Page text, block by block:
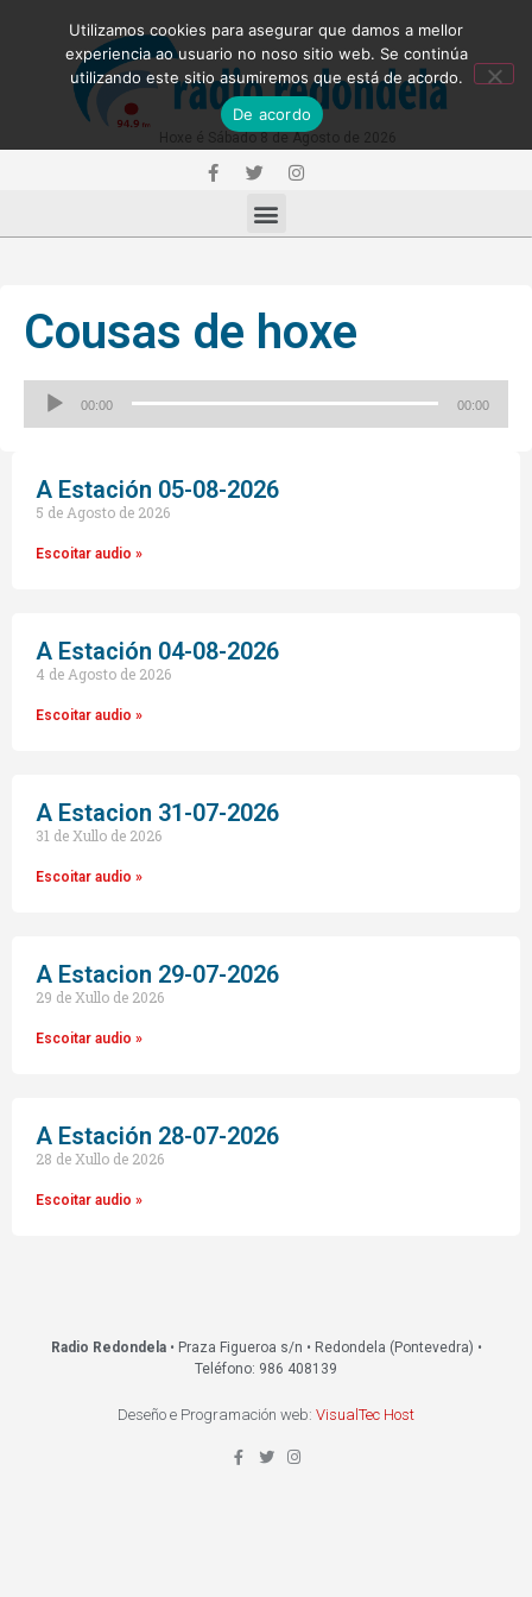
Cousas de hoxe
00:00 00:00
A Estación 05-08-2026
5 de Agosto de 2026
Escoitar audio »
A Estación 04-08-2026
4 de Agosto de 2026
Escoitar audio »
A Estacion 31-07-2026
31 de Xullo de 2026
Escoitar audio »
A Estacion 29-07-2026
29 de Xullo de 2026
Escoitar audio »
A Estación 28-07-2026
28 de Xullo de 2026
Escoitar audio »
Radio Redondela• Praza Figueroa s/n • Redondela (Pontevedra) •
Teléfono: 986 408139
Deseño e Programación web: VisualTec Host
Utilizamos cookies para asegurar que damos a mellor
experiencia ao usuario no noso sitio web. Se continúa
utilizando este sitio asumiremos que está de acordo.
De acordo